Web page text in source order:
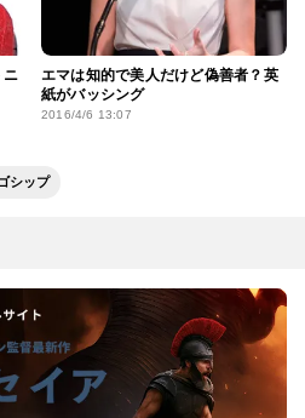
ニ
エマは知的で美人だけど偽善者？英
紙がバッシング
2016/4/6 13:07
シップ